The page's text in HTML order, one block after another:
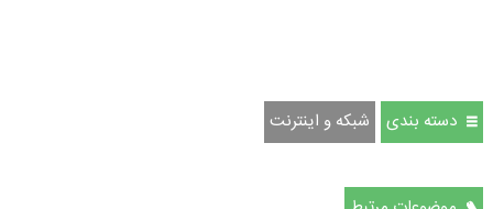
دسته بندی شبکه و اینترنت